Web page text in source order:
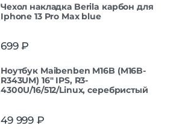
Чехол накладка Berila карбон для
Iphone 13 Pro Max blue
699₽
Ноутбук Maibenben M16B (M16B-
R343UM) 16" IPS, R3-
4300U/16/512/Linux, серебристый
49 999 ₽